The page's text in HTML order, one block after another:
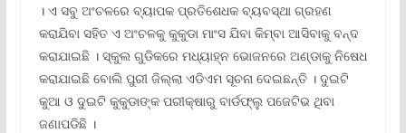
। ଏ ସବୁ ଅଂଚଳରେ ବ୍ୟାପକ ପ୍ରତିଶେଧକ ବ୍ୟବସ୍ଥା ଗ୍ରହଣ
କରାଯିବା ସହିତ ଏ ଅଂଚଳକୁ କୁକୁଡା ମାଂସ ଯିବା କିମ୍ବା ଆସିବାକୁ ବନ୍ଦ
କରାଯାଇଛି । ସ୍କୁଲ ଗୁଡିକରେ ମଧ୍ୟାହ୍ନ ଭୋଜନରେ ଅଣ୍ଡାକୁ ନିଷେଧ
କରାଯାଇଛି ବୋଲି ପୁରୀ ଜିଲ୍ଲା ଏଡିଏମ ସୂଚନା ଦେଇଛନ୍ତି । ଦୁଇଟି
କୁଆ ଓ ଦୁଇଟି କୁକୁଡାଙ୍କ ପରୀକ୍ଷାରୁ ବାର୍ଡଫ୍ଲୁ ପଜେଟିଭ ଥିବା
ଜଣାପଡିଛି ।